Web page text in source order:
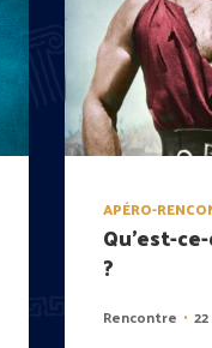
APÉRO-
Qu’est-
?
Rencontre •